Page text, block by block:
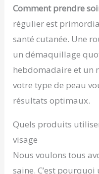
Comment prendre
régulier est
santé cutanée. Une
un démaquillage
hebdomadaire et un
votre type de peau
résultats optimaux.
Quels produits
visage
Nous voulons tous
saine. C’est